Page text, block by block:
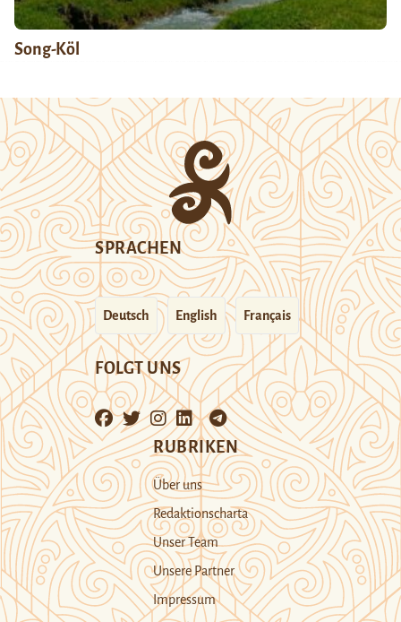
Song-Köl
SPRACHEN
Deutsch English Français
FOLGT UNS
RUBRIKEN
Über uns
Redaktionscharta
Unser Team
Unsere Partner
Impressum